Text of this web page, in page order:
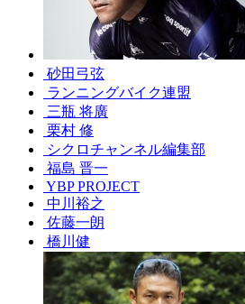
砂田弓弦
ランニングバイク連盟
三瓶 将廣
栗村 修
シクロチャンネル編集部
福島 晋一
YBP PROJECT
中川裕之
佐藤一朗
橋川健